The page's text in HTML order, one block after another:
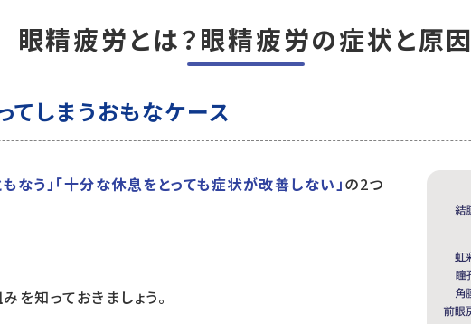
眼精疲労とは？眼精疲労の症状と原因
てしまうおもなケース
なう」「十分な休息をとっても症状が改善しない」の2つ
知っておきましょう。